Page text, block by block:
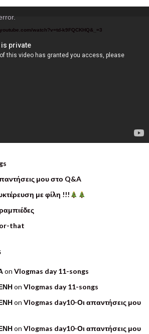
watch?v=td-k9FQCKHQ&_=3
μου στο Q&A
με φίλη !!!
that
on Vlogmas day 11-songs
on Vlogmas day 11-songs
on Vlogmas day10-Οι απαντήσεις μου
on Vlogmas day10-Οι απαντήσεις μου